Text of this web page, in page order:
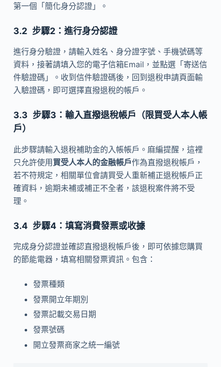
第一個「簡化身分認證」。
步驟2：進行身分認證
進行身分驗證，請輸入姓名、身分證字號、手機號碼等
資料，接著請填入您的電子信箱Email，並點選「寄送信
件驗證碼」。收到信件驗證碼後，回到退稅申請頁面輸
入驗證碼，即可選擇直撥退稅的帳戶。
步驟3：輸入直撥退稅帳戶（限買受人本人帳
戶）
此步驟請輸入退稅補助金的入帳帳戶。麻編提醒，這裡
只允許使用買受人本人的金融帳戶作為直撥退稅帳戶，
若不符規定，相關單位會請買受人重新補正退稅帳戶正
確資料，逾期未補或補正不全者，該退稅案件將不受
理。
步驟4：填寫消費發票或收據
完成身分認證並確認直撥退稅帳戶後，即可依據您購買
的節能電器，填寫相關發票資訊。包含：
發票種類
發票開立年期別
發票記載交易日期
發票號碼
開立發票商家之統一編號